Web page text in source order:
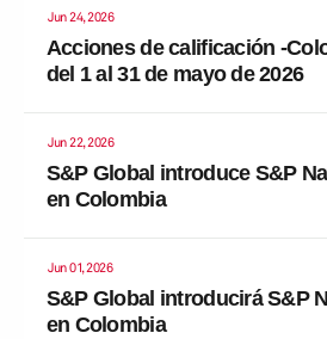
Jun 24, 2026
Acciones de calificación -
del 1 al 31 de mayo de 2026
Jun 22, 2026
S&P Global introduce S&P
en Colombia
Jun 01, 2026
S&P Global introducirá S&P
en Colombia